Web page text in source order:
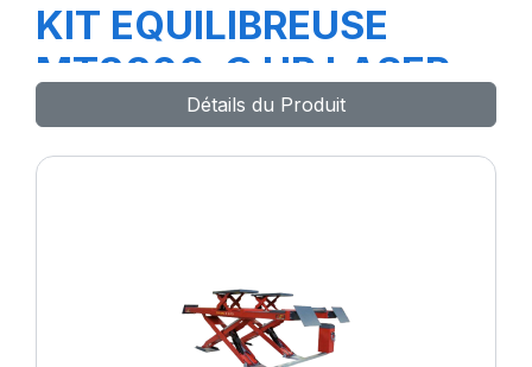
KIT EQUILIBREUSE
MT3800-C UP LASER
Détails du Produit